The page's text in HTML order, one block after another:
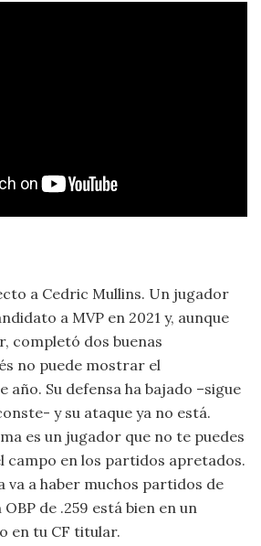
a Cedric Mullins. Un jugador
a MVP en 2021 y, aunque
completó dos buenas
no puede mostrar el
año. Su defensa ha bajado –sigue
y su ataque ya no está.
es un jugador que no te puedes
en los partidos apretados.
va a haber muchos partidos de
de .259 está bien en un
en tu CF titular.